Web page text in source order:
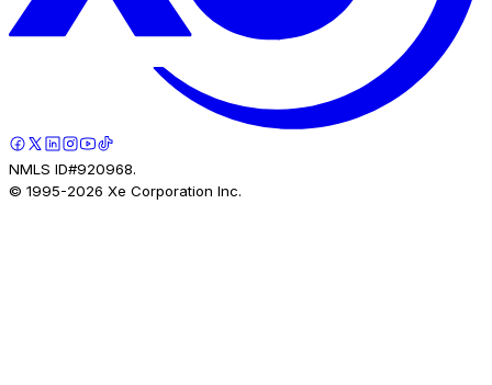
NMLS ID#920968.
© 1995-2026 Xe Corporation Inc.